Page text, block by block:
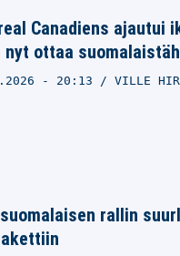
Canadiens ajautui
ottaa
- 20:13 VILLE
rallin